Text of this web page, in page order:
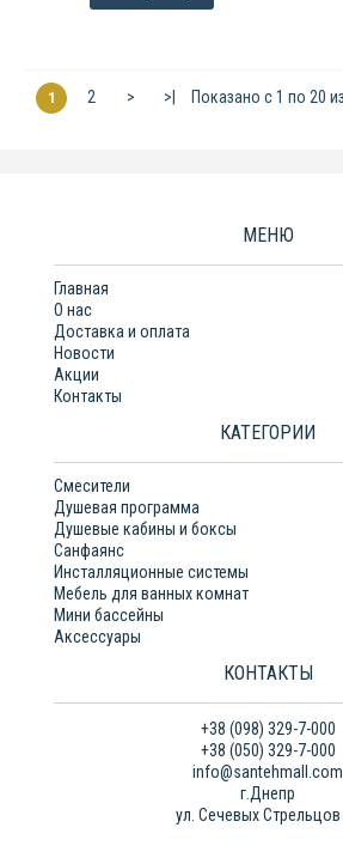
1 2 > >| Показано с 1 по 20
МЕНЮ
Главная
О нас
Доставка и оплата
Новости
Акции
Контакты
КАТЕГОРИИ
Смесители
Душевая программа
Душевые кабины и боксы
Санфаянс
Инсталляционные системы
Мебель для ванных комнат
Мини бассейны
Аксессуары
КОНТАКТЫ
+38 (098) 329-7-000
+38 (050) 329-7-000
info@santehmall.com
г.Днепр
ул. Сечевых Стрельцов